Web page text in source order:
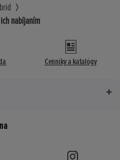
nabíjaním
Cenníky a katalógy